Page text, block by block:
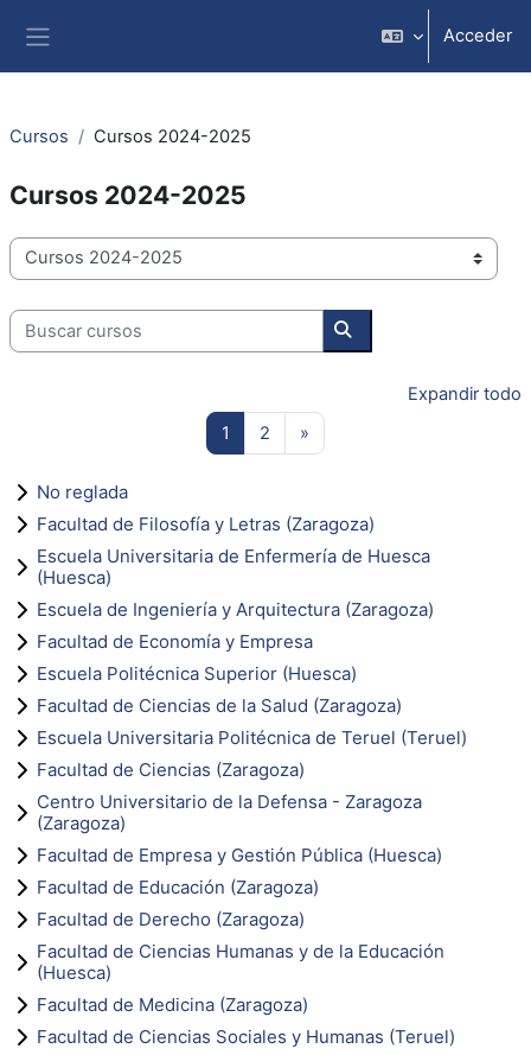
Acceder
Cursos Cursos 2024-2025
Cursos 2024-2025
Categorías
Buscar cursos
Buscar cursos
Expandir todo
1 Página 1
2 Página 2
»
No reglada
Facultad de Filosofía y Letras (Zaragoza)
Escuela Universitaria de Enfermería de Huesca
(Huesca)
Escuela de Ingeniería y Arquitectura (Zaragoza)
Facultad de Economía y Empresa
Escuela Politécnica Superior (Huesca)
Facultad de Ciencias de la Salud (Zaragoza)
Escuela Universitaria Politécnica de Teruel (Teruel)
Facultad de Ciencias (Zaragoza)
Centro Universitario de la Defensa - Zaragoza
(Zaragoza)
Facultad de Empresa y Gestión Pública (Huesca)
Facultad de Educación (Zaragoza)
Facultad de Derecho (Zaragoza)
Facultad de Ciencias Humanas y de la Educación
(Huesca)
Facultad de Medicina (Zaragoza)
Facultad de Ciencias Sociales y Humanas (Teruel)